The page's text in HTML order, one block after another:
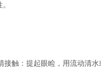
触：提起眼睑，用流动清水